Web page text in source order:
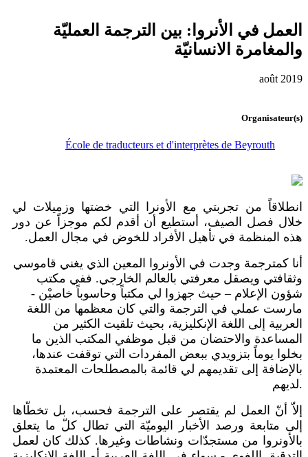
العمل في الأنروا: بين الترجمة العمليّة
والمغامرة الانسانيّة
août 2019
Organisateur(s)
École de traducteurs et d'interprètes de Beyrouth
انطلاقاً من تجربتي مع الأونرا التي خضتها وزميلات لي
خلال فصل الصيف، أستطيع أن أقدم لكم موجزاً عن دور
هذه المنظمة في تأهيل الأفراد للخوض في مجال العمل.
أنا كمترجمة وجدت في الأونروا المعين الذي يغني قاموسي
وثقافتي ويصقل معرفتي بالعالم الخارجي. ففي مكتب
شؤون الإعلام – حيث جهزوا لي مكتباً وحاسوباً خاصيْن -
مارست عملي في الترجمة والتي كان معظمها من اللغة
العربية إلى اللغة الإنكليزية، بحيث تلقيت الكثير من
المساعدة والاحتضان من قبل موظفي المكتب الذين ما
بخلوا يوماً بتزويدي ببعض المفردات التي توقفت عندها،
بالإضافة إلى تقديمهم لي قائمة بالمصطلحات المعتمدة
لديهم.
إلاّ أنّ العمل لم يقتصر على الترجمة فحسب، بل تخطّاها
إلى متابعة ورصد الأخبار اليوميّة التي تطال كلّ ما يتعلق
بالأونروا من مستجدّات ونشاطات وغيرها. كذلك كان لعمل